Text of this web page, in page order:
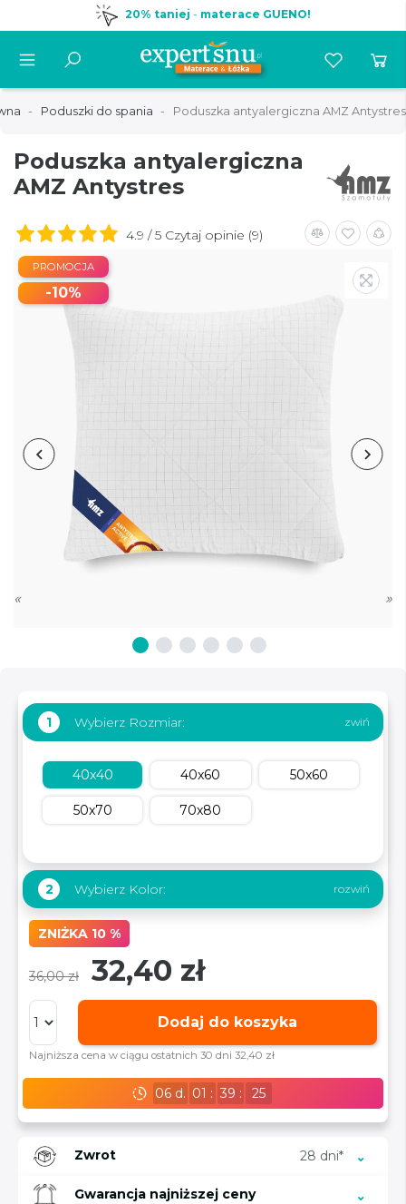
20% taniej - materace GUENO!
Poduszki do spania Poduszka antyalergiczna AMZ Antystres
Poduszka antyalergiczna
AMZ Antystres
4.9 / 5 Czytaj opinie (9)
PROMOCJA
-10%
« »
1 Wybierz Rozmiar:
40x40 40x60 50x60
50x70 70x80
2 Wybierz Kolor:
ZNIŻKA 10 %
36,00 zł 32,40 zł
Dodaj do koszyka
Najniższa cena w ciągu ostatnich 30 dni 32,40 zł
06 d. 01 : 39 : 24
Zwrot 28 dni*
Gwarancja najniższej ceny